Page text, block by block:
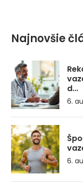
Najnovšie
d...
6.
6.